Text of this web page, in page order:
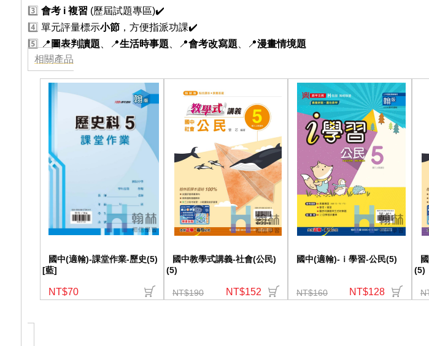
3️⃣ 會考 i 複習 (歷屆試題專區)✔️
4️⃣ 單元評量標示小節 ，方便指派功課✔️
5️⃣
📍 圖表判讀題 、📍生活時事題 、📍會考改寫題 、📍漫畫情境題
相關產品
國中(適翰)-課堂作業-歷史(5)
[藍]
NT$70
國中教學式講義-社會(公民)
(5)
NT$190 NT$152
國中(適翰)-ｉ學習-公民(5)
NT$160 NT$128
(5)